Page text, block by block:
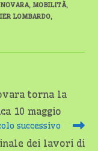
, MOBILITÀ,
LOMBARDO,
torna la
10 maggio
successivo
dei lavori di